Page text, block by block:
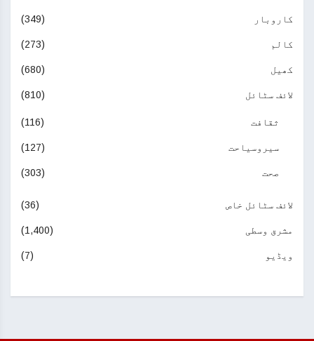
کاروبار (349)
کالم (273)
کھیل (680)
لائف سٹائل (810)
ثقافت (116)
سیروسیاحت (127)
صحت (303)
لائف سٹائل خاص (36)
مشرق وسطی (1,400)
ویڈیو (7)